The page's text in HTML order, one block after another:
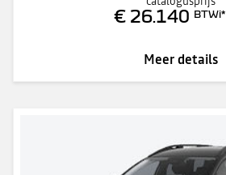
€ 26.140 BTWi*
Meer details